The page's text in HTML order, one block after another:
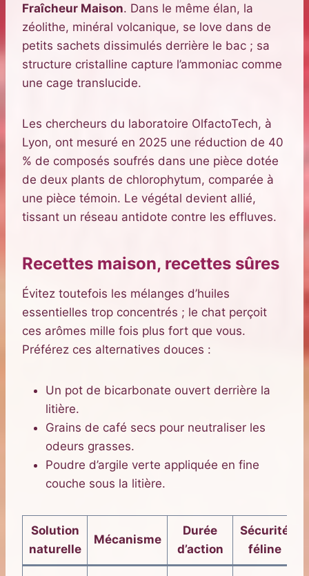
Fraîcheur Maison. Dans le même élan, la
zéolithe, minéral volcanique, se love dans de
petits sachets dissimulés derrière le bac ; sa
structure cristalline capture l’ammoniac comme
une cage translucide.
Les chercheurs du laboratoire OlfactoTech, à
Lyon, ont mesuré en 2025 une réduction de 40
% de composés soufrés dans une pièce dotée
de deux plants de chlorophytum, comparée à
une pièce témoin. Le végétal devient allié,
tissant un réseau antidote contre les effluves.
Recettes maison, recettes sûres
Évitez toutefois les mélanges d’huiles
essentielles trop concentrés ; le chat perçoit
ces arômes mille fois plus fort que vous.
Préférez ces alternatives douces :
Un pot de bicarbonate ouvert derrière la
litière.
Grains de café secs pour neutraliser les
odeurs grasses.
Poudre d’argile verte appliquée en fine
couche sous la litière.
Solution
naturelle
Mécanisme
Durée
d’action
Sécurité
féline